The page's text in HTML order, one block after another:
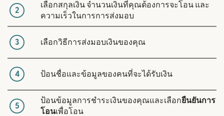
2
เลือกสกุลเงิน จำนวนเงินที่คุณต้องการจะโอน และ
ความเร็วในการการส่งมอบ
3 เลือกวิธีการส่งมอบเงินของคุณ
4 ป้อนชื่อและข้อมูลของคนที่จะได้รับเงิน
5
ป้อนข้อมูลการชำระเงินของคุณและเลือกยืนยันการ
โอนเพื่อโอน